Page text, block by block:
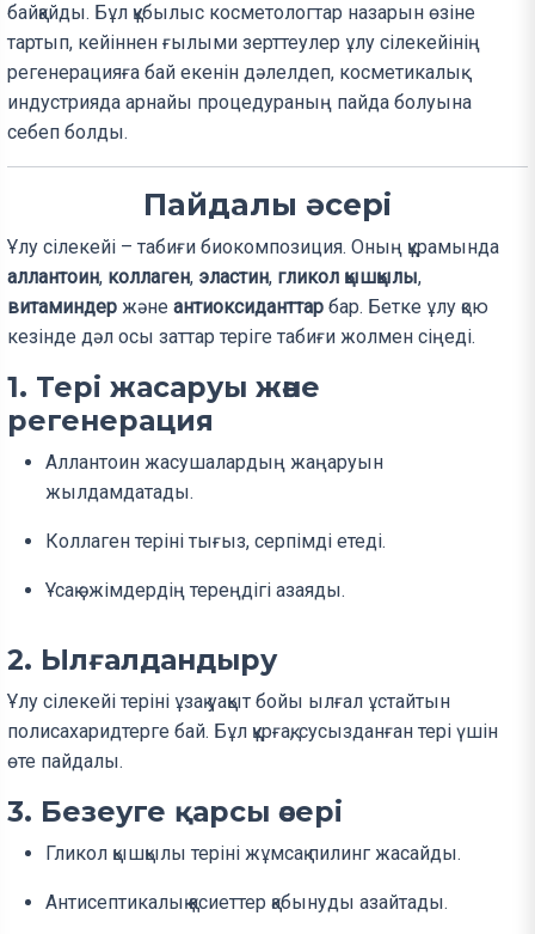
байқайды. Бұл құбылыс косметологтар назарын өзіне
тартып, кейіннен ғылыми зерттеулер ұлу сілекейінің
регенерацияға бай екенін дәлелдеп, косметикалық
индустрияда арнайы процедураның пайда болуына
себеп болды.
Пайдалы әсері
Ұлу сілекейі – табиғи биокомпозиция. Оның құрамында
аллантоин, коллаген, эластин, гликол қышқылы,
витаминдер жәнеантиоксиданттар бар. Бетке ұлу қою
кезінде дәл осы заттар теріге табиғи жолмен сіңеді.
1. Тері жасаруы және
регенерация
Аллантоин жасушалардың жаңаруын
жылдамдатады.
Коллаген теріні тығыз, серпімді етеді.
Ұсақ әжімдердің тереңдігі азаяды.
2. Ылғалдандыру
Ұлу сілекейі теріні ұзақ уақыт бойы ылғал ұстайтын
полисахаридтерге бай. Бұл құрғақ, сусызданған тері үшін
өте пайдалы.
3. Безеуге қарсы әсері
Гликол қышқылы теріні жұмсақ пилинг жасайды.
Антисептикалық қасиеттер қабынуды азайтады.